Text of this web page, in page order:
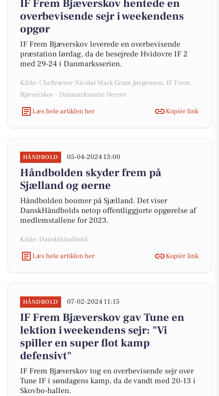
IF Frem Bjæverskov hentede en
overbevisende sejr i weekendens
opgør
IF Frem Bjæverskov leverede en overbevisende
præstation lørdag, da de besejrede Hvidovre IF 2
med 29-24 i Danmarksserien.
Kilde: Cheftræner Nicolai Mark Gram Jørgensen, IF Frem,
Bjæverskov - Danmarksserie Herrer
Læs hele artiklen her
Kopiér link
HÅNDBOLD 05-04-2024 13:00
Håndbolden skyder frem på
Sjælland og øerne
Håndbolden boomer på Sjælland. Det viser
DanskHåndbolds netop offentliggjorte opgørelse af
medlemstallene for 2023.
Kilde: DanskHåndbold
Læs hele artiklen her
Kopiér link
HÅNDBOLD 07-02-2024 11:15
IF Frem Bjæverskov gav Tune en
lektion i weekendens sejr: "Vi
spiller en super flot kamp
defensivt"
IF Frem Bjæverskov tog en overbevisende sejr over
Tune IF i søndagens kamp, da de vandt med 20-13 i
Skovbo-hallen.